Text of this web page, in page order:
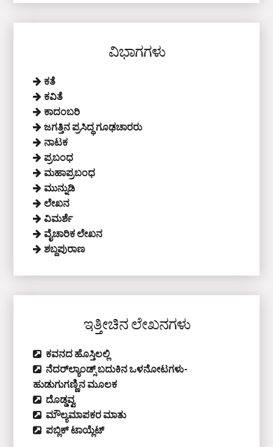
ವಿಭಾಗಗಳು
ಕತೆ
ಕವಿತೆ
ಕಾದಂಬರಿ
ಜಗತ್ತಿನ ಪ್ರಸಿದ್ಧ ಗೂಢಚಾರರು
ನಾಟಕ
ಪ್ರಬಂಧ
ಮಹಾಪ್ರಬಂಧ
ಮುನ್ನುಡಿ
ಲೇಖನ
ವಿಮರ್ಶೆ
ವೈಚಾರಿಕ ಲೇಖನ
ಶಬ್ದಪುರಾಣ
ಇತ್ತೀಚಿನ ಲೇಖನಗಳು
ಕವನದ ಹೊಸ್ತಿಲಲ್ಲಿ
ನೆದರ್‌ಲ್ಯಾಂಡ್ಸ್‌ ಬದುಕಿನ ಒಳನೋಟಗಳು-
ಹುಡುಗುಗಣ್ಣಿನ ಮೂಲಕ
ದೊಡ್ಡವ್ವ
ಮೌಲ್ಯಮಾಪಕರ ಮಾತು
ಪಬ್ಲಿಕ್‌ ಟಾಯ್ಲೆಟ್‌